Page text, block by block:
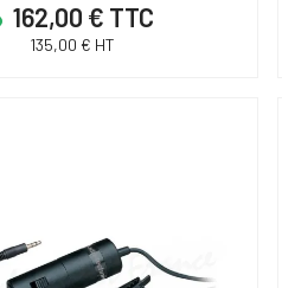
162,00 € TTC
135,00 € HT